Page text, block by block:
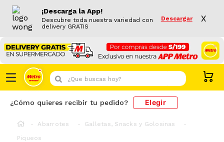
¡Descarga la App!
Descubre toda nuestra variedad con
delivery GRATIS
Descargar X
¿Que buscas hoy?
¿Cómo quieres recibir tu pedido? Elegir
Abarrotes
Galletas, Snacks y Golosinas
Piqueos